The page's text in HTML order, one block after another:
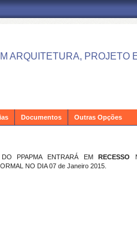
ARQUITETURA, PROJETO
Documentos Outras Opções
DO PPAPMA ENTRARÁ EMRECESSO
NO DIA 07 de Janeiro 2015.